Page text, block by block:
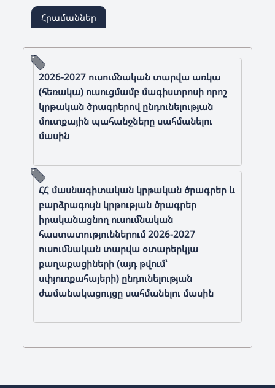
Հրամաններ
2026-2027 ուսումնական տարվա առկա
(հեռակա) ուսուցմամբ մագիստրոսի որոշ
կրթական ծրագրերով ընդունելության
մուտքային պահանջները սահմանելու
մասին
ՀՀ մասնագիտական կրթական ծրագրեր և
բարձրագույն կրթության ծրագրեր
իրականացնող ուսումնական
հաստատություններում 2026-2027
ուսումնական տարվա օտարերկյա
քաղաքացիների (այդ թվում՝
սփյուռքահայերի) ընդունելության
ժամանակացույցը սահմանելու մասին